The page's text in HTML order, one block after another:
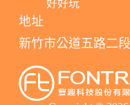
地址
新竹市公道五路二
好好玩